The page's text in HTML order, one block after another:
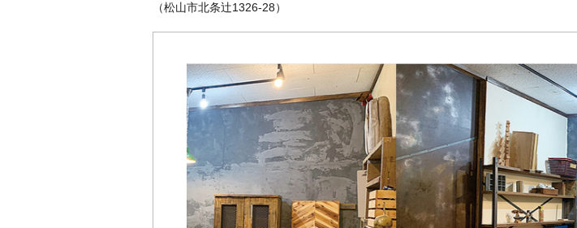
（松山市北条辻1326-28）